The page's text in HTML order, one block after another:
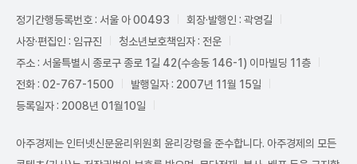
정기간행등록번호 : 서울 아 00493
회장·발행인 : 곽영길
사장·편집인 : 임규진
청소년보호책임자 : 전운
주소 : 서울특별시 종로구 종로 1길 42(수송동 146-1) 이마빌딩 11층
전화 : 02-767-1500
발행일자 : 2007년 11월 15일
등록일자 : 2008년 01월10일
아주경제는 인터넷신문윤리위원회 윤리강령을 준수합니다. 아주경제의 모든